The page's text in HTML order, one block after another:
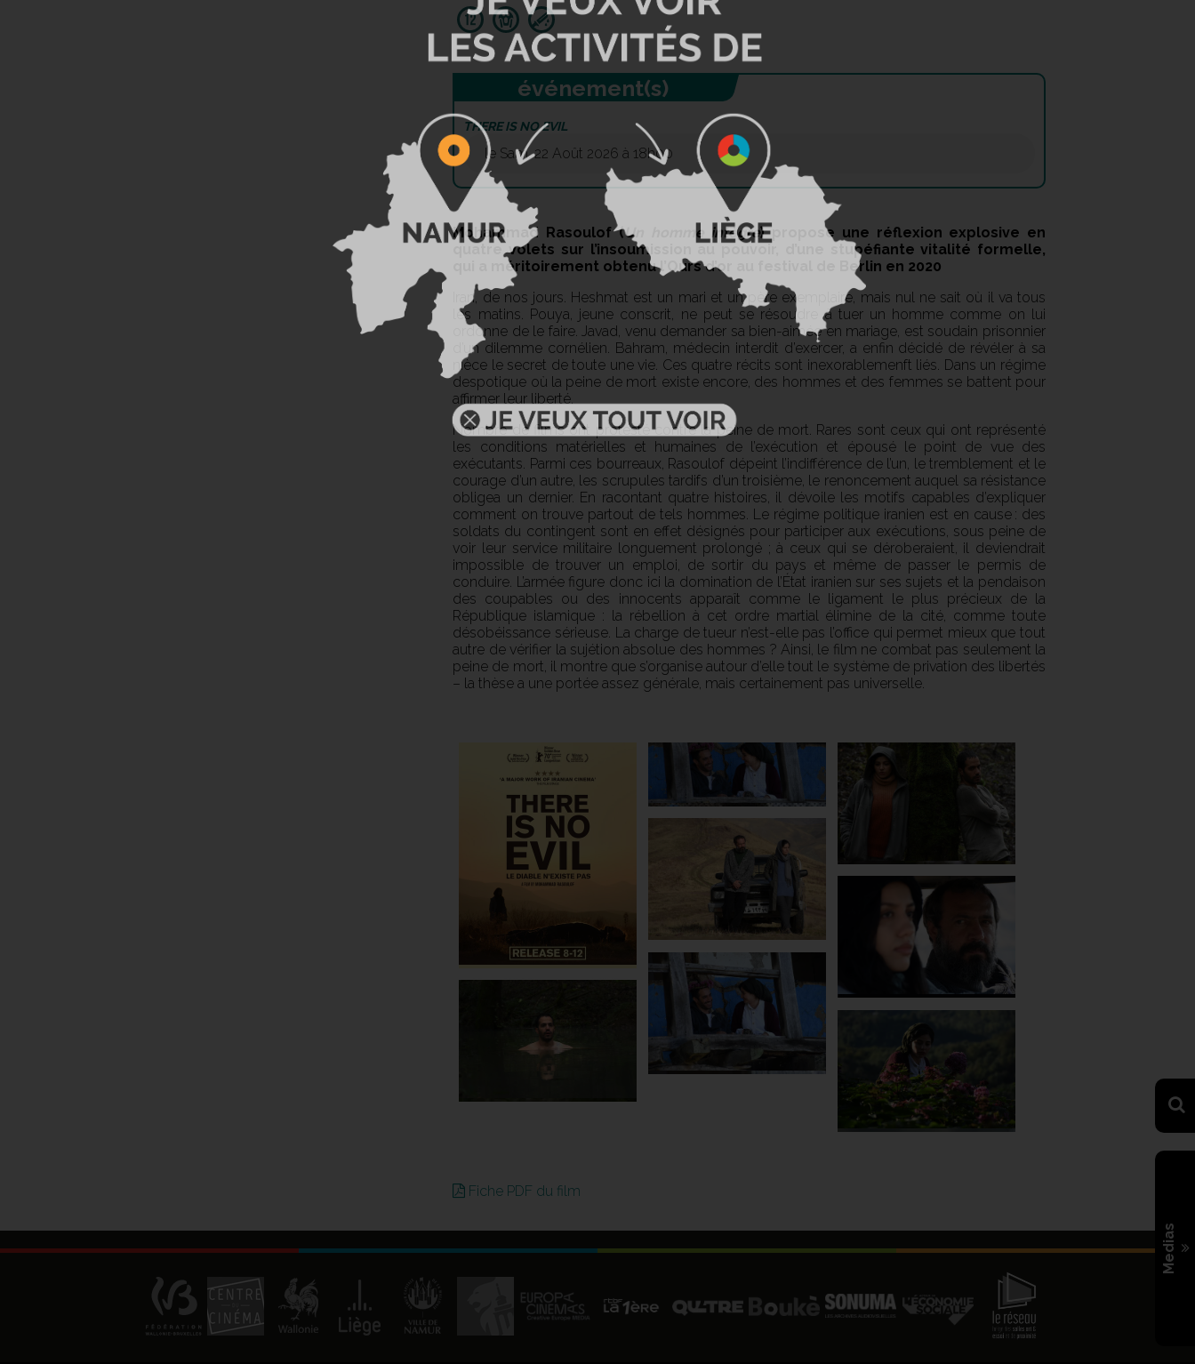
Medias
événement(s)
THERE IS NO EVIL
le Sam. 22 Août 2026 à 18h00
Mohammad Rasoulof (Un homme intègre) propose une réflexion explosive en
quatre volets sur l’insoumission au pouvoir, d’une stupéfiante vitalité formelle,
qui a méritoirement obtenu l’Ours d’or au festival de Berlin en 2020
Iran, de nos jours. Heshmat est un mari et un père exemplaire, mais nul ne sait où il va tous
les matins. Pouya, jeune conscrit, ne peut se résoudre à tuer un homme comme on lui
ordonne de le faire. Javad, venu demander sa bien-aimée en mariage, est soudain prisonnier
d’un dilemme cornélien. Bahram, médecin interdit d’exercer, a enfin décidé de révéler à sa
nièce le secret de toute une vie. Ces quatre récits sont inexorablemenft liés. Dans un régime
despotique où la peine de mort existe encore, des hommes et des femmes se battent pour
affirmer leur liberté.
Nombre de films ont protesté contre la peine de mort. Rares sont ceux qui ont représenté
les conditions matérielles et humaines de l’exécution et épousé le point de vue des
exécutants. Parmi ces bourreaux, Rasoulof dépeint l’indifférence de l’un, le tremblement et le
courage d’un autre, les scrupules tardifs d’un troisième, le renoncement auquel sa résistance
obligea un dernier. En racontant quatre histoires, il dévoile les motifs capables d’expliquer
comment on trouve partout de tels hommes. Le régime politique iranien est en cause : des
soldats du contingent sont en effet désignés pour participer aux exécutions, sous peine de
voir leur service militaire longuement prolongé ; à ceux qui se déroberaient, il deviendrait
impossible de trouver un emploi, de sortir du pays et même de passer le permis de
conduire. L’armée figure donc ici la domination de l’État iranien sur ses sujets et la pendaison
des coupables ou des innocents apparaît comme le ligament le plus précieux de la
République islamique : la rébellion à cet ordre martial élimine de la cité, comme toute
désobéissance sérieuse. La charge de tueur n’est-elle pas l’office qui permet mieux que tout
autre de vérifier la sujétion absolue des hommes ? Ainsi, le film ne combat pas seulement la
peine de mort, il montre que s’organise autour d’elle tout le système de privation des libertés
– la thèse a une portée assez générale, mais certainement pas universelle.
Fiche PDF du film